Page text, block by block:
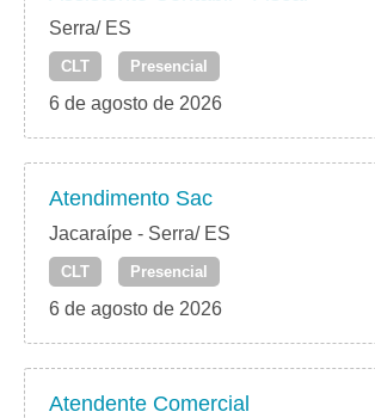
Freelancer
PJ
Serra/ ES
CLT Presencial
6 de agosto de 2026
Atendimento Sac
Jacaraípe - Serra/ ES
CLT Presencial
6 de agosto de 2026
Atendente Comercial